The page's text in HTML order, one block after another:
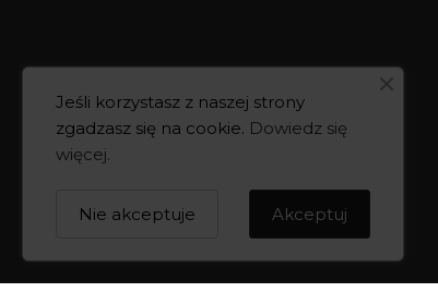
Jeśli korzystasz z naszej strony
zgadzasz się na cookie. Dowiedz się
więcej.
Akceptuj
Nie akceptuje